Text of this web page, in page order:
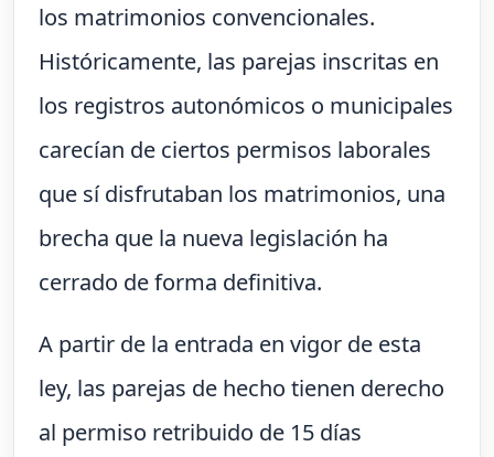
los matrimonios convencionales.
Históricamente, las parejas inscritas en
los registros autonómicos o municipales
carecían de ciertos permisos laborales
que sí disfrutaban los matrimonios, una
brecha que la nueva legislación ha
cerrado de forma definitiva.
A partir de la entrada en vigor de esta
ley, las parejas de hecho tienen derecho
al permiso retribuido de 15 días